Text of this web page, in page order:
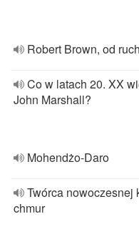
Robert Brown, od
Co w latach 20. XX
John Marshall?
Mohendżo-Daro
Twórca nowoczesnej
chmur